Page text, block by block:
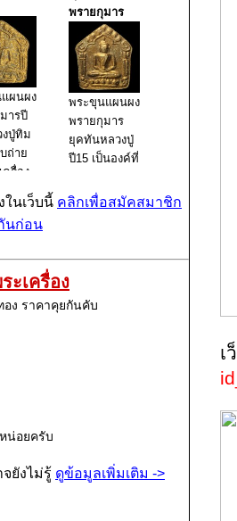
ผนผง
ารปี
งปู่ทิม
ถ่าย
ครื่อง
ะ
ผง
มาร
ะปลุก
หลวง
พรายกุมาร
พระขุนแผนผง
พรายกุมาร
ยุคทันหลวงปู่
ปี15 เป็นองค์ที่
มักไม่ยอมรับ
เพี้ยนออกไป
ซึ่งผมเองก็ไม
ในเว็บนี้ คลิกเพื่อสมัคสมาชิก
นก่อน
ะเครื่อง
ง ราคาคุยกันคับ
น่อยครับ
ยังไม่รู้ ดูข้อมูลเพิ่มเติม ->
เ